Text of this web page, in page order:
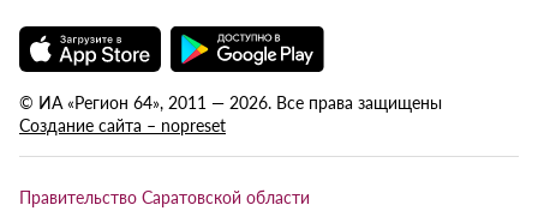
© ИА «Регион 64», 2011 — 2026. Все права защищены
Создание сайта – nopreset
Правительство Саратовской области